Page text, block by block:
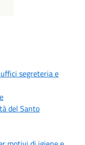
segreteria e
del Santo